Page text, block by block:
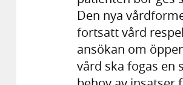
Den nya
fortsatt vård
ansökan om
vård ska fogas en